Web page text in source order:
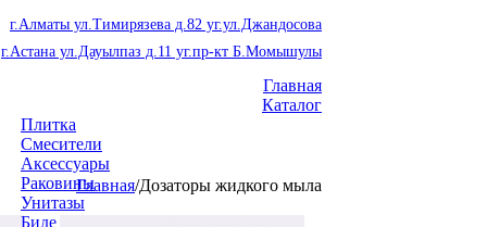
г.Алматы ул.Тимирязева д.82 уг.ул.Джандосова
г.Астана ул.Дауылпаз д.11 уг.пр-кт Б.Момышулы
Главная
Каталог
Плитка
Смесители
Аксессуары
Раковины
Унитазы
Биде
Главная/Дозаторы жидкого мыла